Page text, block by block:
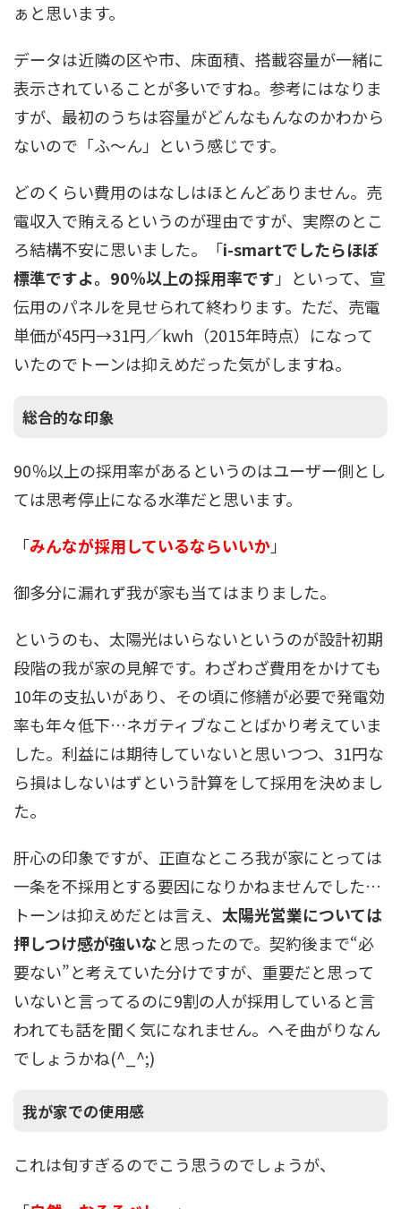
ぁと思います。
データは近隣の区や市、床面積、搭載容量が一緒に
表示されていることが多いですね。参考にはなりま
すが、最初のうちは容量がどんなもんなのかわから
ないので「ふ～ん」という感じです。
どのくらい費用のはなしはほとんどありません。売
電収入で賄えるというのが理由ですが、実際のとこ
ろ結構不安に思いました。「i-smartでしたらほぼ
標準ですよ。90％以上の採用率です 」といって、宣
伝用のパネルを見せられて終わります。ただ、売電
単価が45円→31円／kwh（2015年時点）になって
いたのでトーンは抑えめだった気がしますね。
総合的な印象
90％以上の採用率があるというのはユーザー側とし
ては思考停止になる水準だと思います。
「みんなが採用しているならいいか」
御多分に漏れず我が家も当てはまりました。
というのも、太陽光はいらないというのが設計初期
段階の我が家の見解です。わざわざ費用をかけても
10年の支払いがあり、その頃に修繕が必要で発電効
率も年々低下…ネガティブなことばかり考えていま
した。利益には期待していないと思いつつ、31円な
ら損はしないはずという計算をして採用を決めまし
た。
肝心の印象ですが、正直なところ我が家にとっては
一条を不採用とする要因になりかねませんでした…
トーンは抑えめだとは言え、 太陽光営業については
押しつけ感が強いなと思ったので。契約後まで“必
要ない”と考えていた分けですが、重要だと思って
いないと言ってるのに9割の人が採用していると言
われても話を聞く気になれません。へそ曲がりなん
でしょうかね(^_^;)
我が家での使用感
これは旬すぎるのでこう思うのでしょうが、